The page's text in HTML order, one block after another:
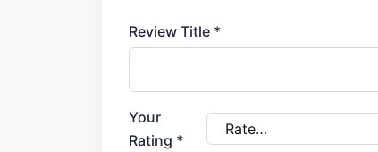
Review Title *
Your
Rating *